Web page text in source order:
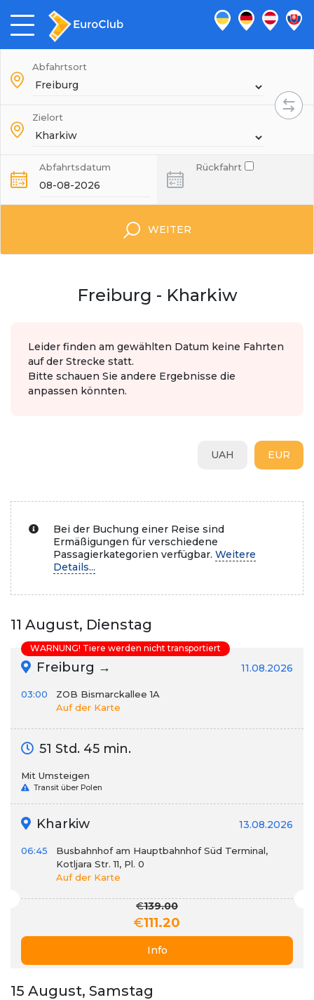
Abfahrtsort
Zielort
Abfahrtsdatum Rückfahrt
WEITER
Freiburg - Kharkiw
Leider finden am gewählten Datum keine Fahrten
auf der Strecke statt.
Bitte schauen Sie andere Ergebnisse die
anpassen könnten.
EUR
UAH
Bei der Buchung einer Reise sind
Ermäßigungen für verschiedene
Passagierkategorien verfügbar. Weitere
Details...
11 August, Dienstag
Freiburg → 11.08.2026
03:00
ZOB Bismarckallee 1A
Auf der Karte
51 Std. 45 min.
Mit Umsteigen
Transit über Polen
Kharkiw 13.08.2026
06:45
Busbahnhof am Hauptbahnhof Süd Terminal,
Kotljara Str. 11, Pl. 0
Auf der Karte
€139.00
€111.20
Info
WARNUNG! Tiere werden nicht transportiert
15 August, Samstag